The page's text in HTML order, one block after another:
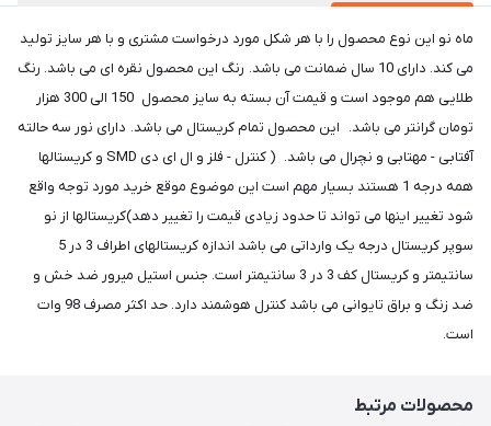
ماه نو این نوع محصول را با هر شکل مورد درخواست مشتری و با هر سایز تولید
می کند. دارای 10 سال ضمانت می باشد. رنگ این محصول نقره ای می باشد. رنگ
طلایی هم موجود است و قیمت آن بسته به سایز محصول 150 الی 300 هزار
تومان گرانتر می باشد. این محصول تمام کریستال می باشد. دارای نور سه حالته
آفتابی - مهتابی و نچرال می باشد. ( کنترل - فلز و ال ای دی SMD و کریستالها
همه درجه 1 هستند بسیار مهم است این موضوع موقع خرید مورد توجه واقع
شود تغییر اینها می تواند تا حدود زیادی قیمت را تغییر دهد)کریستالها از نو
سوپر کریستال درجه یک وارداتی می باشد اندازه کریستالهای اطراف 3 در 5
سانتیمتر و کریستال کف 3 در 3 سانتیمتر است. جنس استیل میرور ضد خش و
ضد زنگ و براق تایوانی می باشد کنترل هوشمند دارد. حد اکثر مصرف 98 وات
است.
محصولات مرتبط